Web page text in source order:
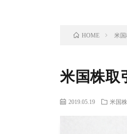
HOME 米
米国株取
2019.05.19 米国